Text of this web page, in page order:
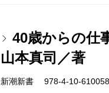
40歳からの仕
山本真司／著
新潮新書 978-4-10-